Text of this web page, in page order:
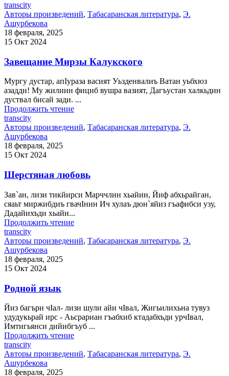
transcity
Авторы произведений, Табасаранская литература, Э.
Ашурбекова
18 февраля, 2025
15 Окт 2024
Завещание Мирзы Калукского
Мургу дустар, апIураза васият Уьзденвалиъ Ватан уьбхюз
азадди! Му жилиин фициб вушра вазият, Дагъустан халкьдин
дуствал бисай зади. ...
Продолжить чтение
transcity
Авторы произведений, Табасаранская литература, Э.
Ашурбекова
18 февраля, 2025
15 Окт 2024
Шерстяная любовь
Зав`ан, лизи тикйирси Марччлин хьайин, Йиф абхьрайган,
сяаьт миржибдиъ гвачIнин Ич хулаъ дюн`яйиз гъафибси узу,
Дадайихъди хьайи...
Продолжить чтение
transcity
Авторы произведений, Табасаранская литература, Э.
Ашурбекова
18 февраля, 2025
15 Окт 2024
Родной язык
Йиз багъри чIал- лизи шули айи чIвал, Жигьилихьна тувуз
удудукьрай ирс - Аьсрариан гъабхиб ктадабхъди урчIвал,
Имтигьянси дийибгъуб ...
Продолжить чтение
transcity
Авторы произведений, Табасаранская литература, Э.
Ашурбекова
18 февраля, 2025